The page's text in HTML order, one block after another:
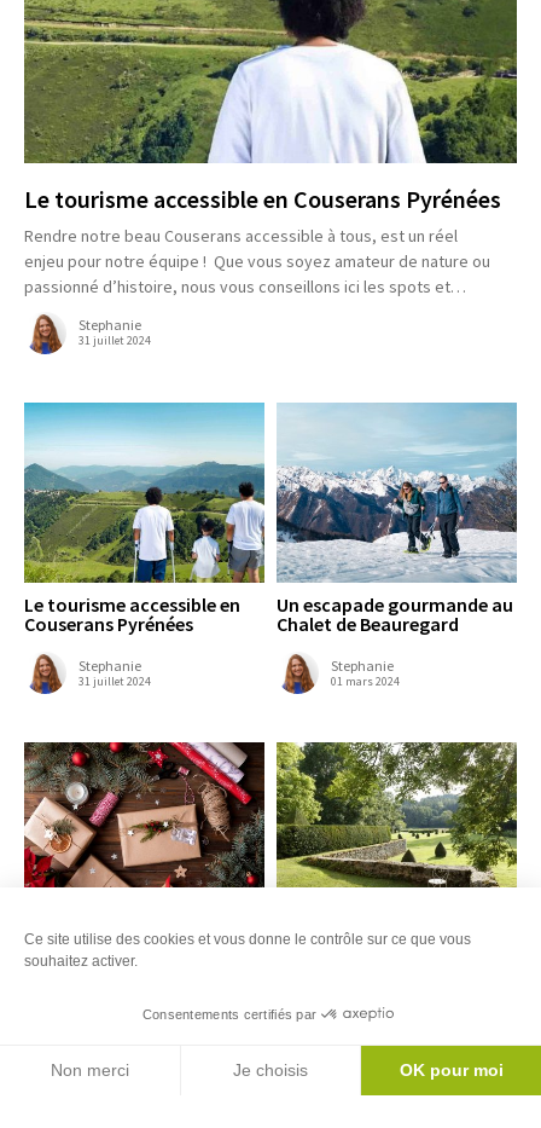
Le tourisme accessible en Couserans Pyrénées
Rendre notre beau Couserans accessible à tous, est un réel
enjeu pour notre équipe ! Que vous soyez amateur de nature ou
passionné d’histoire, nous vous conseillons ici les spots et…
Stephanie
31 juillet 2024
Le tourisme accessible en
Couserans Pyrénées
Stephanie
31 juillet 2024
Un escapade gourmande au
Chalet de Beauregard
Stephanie
01 mars 2024
Emplettes de Noël
L’abbaye de Combelongue :
Stephanie
08 septembre 2023
Ce site utilise des cookies et vous donne le contrôle sur ce que vous
souhaitez activer.
Consentements certifiés par
Non merci Je choisis
OK pour moi